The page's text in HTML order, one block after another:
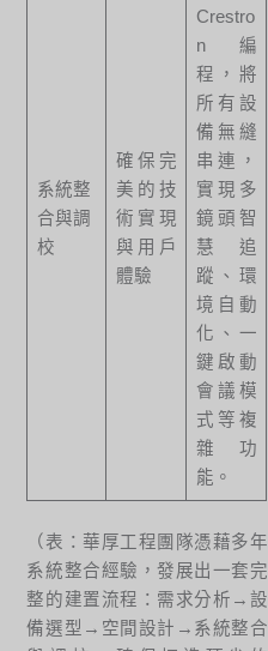
系統整
合與調
校
確保完
美的技
術實現
與用戶
體驗
Crestro
n編
程，將
所有設
備無縫
串連，
實現多
鏡頭智
慧追
蹤、環
境自動
化、一
鍵啟動
會議模
式等複
雜功
能。
（表：華厚工程團隊憑藉多年
系統整合經驗，發展出一套完
整的建置流程：需求分析→設
備選型→空間設計→系統整合